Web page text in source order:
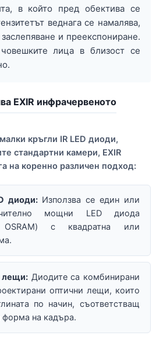
в който пред обектива се
веднага се намалява,
и преекспониране.
лица в близост се
EXIR инфрачервеното
кръгли IR LED диоди,
стандартни камери, EXIR
на коренно различен подход:
диоди:Използва се един или
мощни LED диода
с квадратна или
лещи: Диодите са комбинирани
оптични лещи, които
по начин, съответстващ
форма на кадъра.